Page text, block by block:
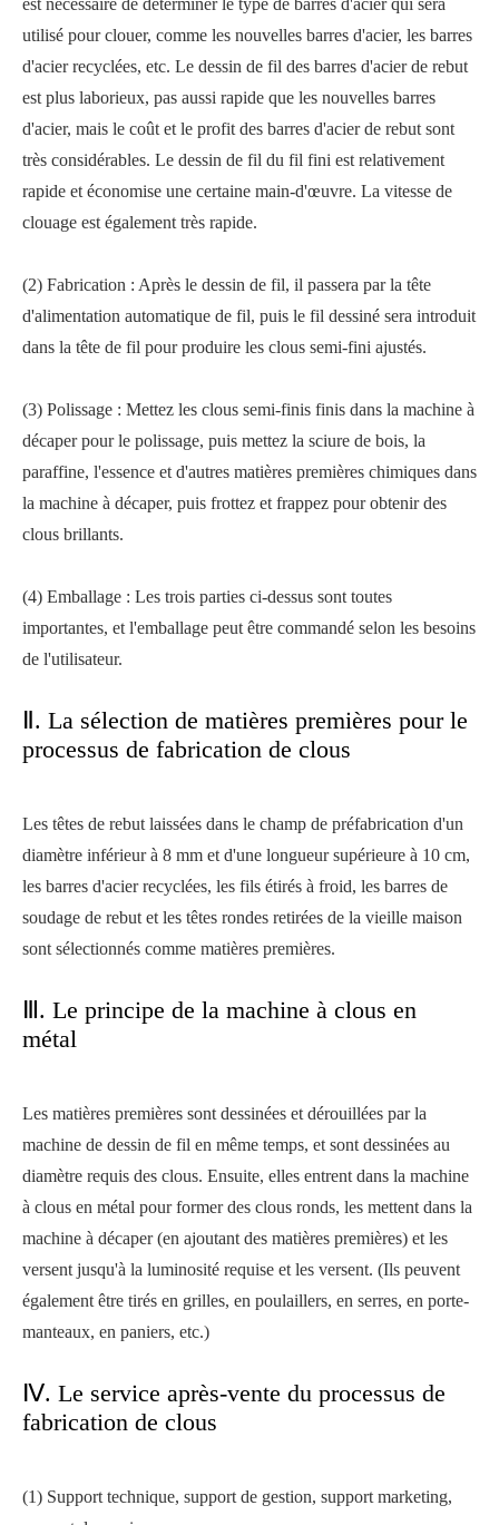
est nécessaire de déterminer le type de barres d'acier qui sera
utilisé pour clouer, comme les nouvelles barres d'acier, les barres
d'acier recyclées, etc. Le dessin de fil des barres d'acier de rebut
est plus laborieux, pas aussi rapide que les nouvelles barres
d'acier, mais le coût et le profit des barres d'acier de rebut sont
très considérables. Le dessin de fil du fil fini est relativement
rapide et économise une certaine main-d'œuvre. La vitesse de
clouage est également très rapide.
(2) Fabrication : Après le dessin de fil, il passera par la tête
d'alimentation automatique de fil, puis le fil dessiné sera introduit
dans la tête de fil pour produire les clous semi-fini ajustés.
(3) Polissage : Mettez les clous semi-finis finis dans la machine à
décaper pour le polissage, puis mettez la sciure de bois, la
paraffine, l'essence et d'autres matières premières chimiques dans
la machine à décaper, puis frottez et frappez pour obtenir des
clous brillants.
(4) Emballage : Les trois parties ci-dessus sont toutes
importantes, et l'emballage peut être commandé selon les besoins
de l'utilisateur.
Ⅱ. La sélection de matières premières pour le
processus de fabrication de clous
Les têtes de rebut laissées dans le champ de préfabrication d'un
diamètre inférieur à 8 mm et d'une longueur supérieure à 10 cm,
les barres d'acier recyclées, les fils étirés à froid, les barres de
soudage de rebut et les têtes rondes retirées de la vieille maison
sont sélectionnés comme matières premières.
Ⅲ. Le principe de la machine à clous en
métal
Les matières premières sont dessinées et dérouillées par la
machine de dessin de fil en même temps, et sont dessinées au
diamètre requis des clous. Ensuite, elles entrent dans la machine
à clous en métal pour former des clous ronds, les mettent dans la
machine à décaper (en ajoutant des matières premières) et les
versent jusqu'à la luminosité requise et les versent. (Ils peuvent
également être tirés en grilles, en poulaillers, en serres, en porte-
manteaux, en paniers, etc.)
Ⅳ. Le service après-vente du processus de
fabrication de clous
(1) Support technique, support de gestion, support marketing,